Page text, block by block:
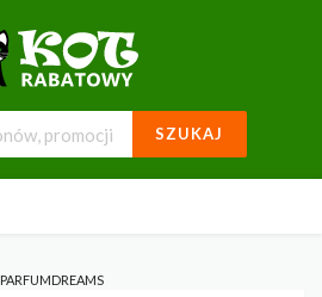
SZUKAJ
PARFUMDREAMS